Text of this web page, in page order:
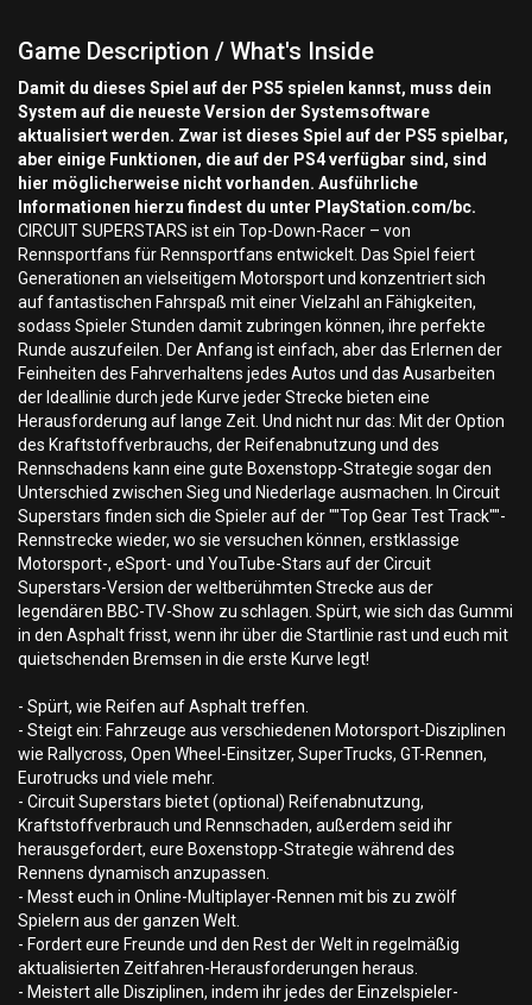
Game Description / What's Inside
Damit du dieses Spiel auf der PS5 spielen kannst, muss dein
System auf die neueste Version der Systemsoftware
aktualisiert werden. Zwar ist dieses Spiel auf der PS5 spielbar,
aber einige Funktionen, die auf der PS4 verfügbar sind, sind
hier möglicherweise nicht vorhanden. Ausführliche
Informationen hierzu findest du unter PlayStation.com/bc.
CIRCUIT SUPERSTARS ist ein Top-Down-Racer – von
Rennsportfans für Rennsportfans entwickelt. Das Spiel feiert
Generationen an vielseitigem Motorsport und konzentriert sich
auf fantastischen Fahrspaß mit einer Vielzahl an Fähigkeiten,
sodass Spieler Stunden damit zubringen können, ihre perfekte
Runde auszufeilen. Der Anfang ist einfach, aber das Erlernen der
Feinheiten des Fahrverhaltens jedes Autos und das Ausarbeiten
der Ideallinie durch jede Kurve jeder Strecke bieten eine
Herausforderung auf lange Zeit. Und nicht nur das: Mit der Option
des Kraftstoffverbrauchs, der Reifenabnutzung und des
Rennschadens kann eine gute Boxenstopp-Strategie sogar den
Unterschied zwischen Sieg und Niederlage ausmachen. In Circuit
Superstars finden sich die Spieler auf der ""Top Gear Test Track""-
Rennstrecke wieder, wo sie versuchen können, erstklassige
Motorsport-, eSport- und YouTube-Stars auf der Circuit
Superstars-Version der weltberühmten Strecke aus der
legendären BBC-TV-Show zu schlagen. Spürt, wie sich das Gummi
in den Asphalt frisst, wenn ihr über die Startlinie rast und euch mit
quietschenden Bremsen in die erste Kurve legt!
- Spürt, wie Reifen auf Asphalt treffen.
- Steigt ein: Fahrzeuge aus verschiedenen Motorsport-Disziplinen
wie Rallycross, Open Wheel-Einsitzer, SuperTrucks, GT-Rennen,
Eurotrucks und viele mehr.
- Circuit Superstars bietet (optional) Reifenabnutzung,
Kraftstoffverbrauch und Rennschaden, außerdem seid ihr
herausgefordert, eure Boxenstopp-Strategie während des
Rennens dynamisch anzupassen.
- Messt euch in Online-Multiplayer-Rennen mit bis zu zwölf
Spielern aus der ganzen Welt.
- Fordert eure Freunde und den Rest der Welt in regelmäßig
aktualisierten Zeitfahren-Herausforderungen heraus.
- Meistert alle Disziplinen, indem ihr jedes der Einzelspieler-